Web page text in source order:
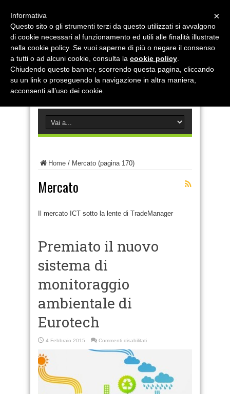
Home / Mercato (pagina 170)
Mercato
Il mercato ICT sotto la lente di TradeManager
Premiato il nuovo
sistema di
monitoraggio
ambientale di
Eurotech
4 Febbraio 2015 Commenti disabilitatisu
sistema
monitoraggio
ambientale
di
Eurotech
×
Informativa
Questo sito o gli strumenti terzi da questo utilizzati si avvalgono
di cookie necessari al funzionamento ed utili alle finalità illustrate
nella cookie policy. Se vuoi saperne di più o negare il consenso
a tutti o ad alcuni cookie, consulta la cookie policy
Chiudendo questo banner, scorrendo questa pagina, cliccando
su un link o proseguendo la navigazione in altra maniera,
acconsenti all’uso dei cookie.